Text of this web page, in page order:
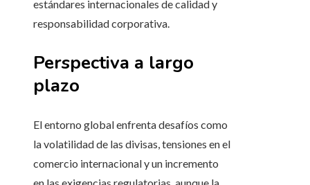
estándares internacionales de calidad y
responsabilidad corporativa.
Perspectiva a largo
plazo
El entorno global enfrenta desafíos como
la volatilidad de las divisas, tensiones en el
comercio internacional y un incremento